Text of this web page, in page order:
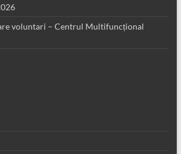
voluntari – Centrul Multifuncțional